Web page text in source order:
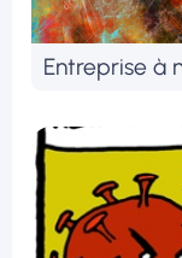
Entreprise à